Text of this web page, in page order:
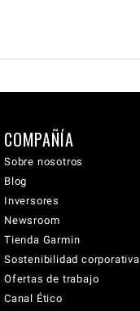
COMPAÑÍA
Sobre nosotros
Blog
Inversores
Newsroom
Tienda Garmin
Sostenibilidad corporativa
Ofertas de trabajo
Canal Ético